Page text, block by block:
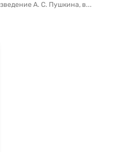
А. С. Пушкина, в...